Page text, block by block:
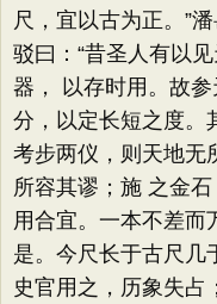
尺，宜以古为正。”
驳曰：“昔圣人有以
器， 以存时用。故
分，以定长短之度。
考步两仪，则天地无
所容其谬；施 之金
用合宜。一本不差而
是。今尺长于古尺几
史官用之，历象失占